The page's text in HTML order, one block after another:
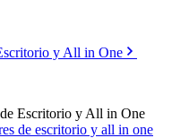
y All in One
Escritorio y All in One
de escritorio y all in one